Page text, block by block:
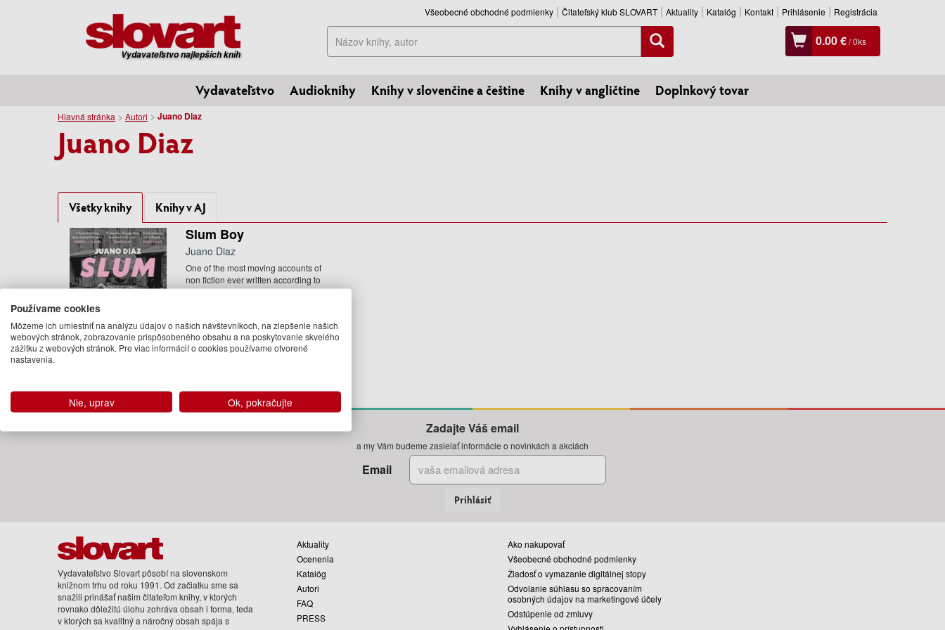
Vydavateľstvo najlepších kníh
Všeobecné obchodné podmienky Čitateľský klub SLOVART Aktuality Katalóg Kontakt Prihlásenie Registrácia
Hľadať 0.00 €/0ks
Vydavateľstvo Audioknihy Knihy v slovenčine a češtine Knihy v angličtine Doplnkový tovar
Hlavná stránka Autori Juano Diaz
Juano Diaz
Všetky knihy Knihy v AJ
Slum Boy
Juano Diaz
One of the most moving accounts of
non fiction ever written according to
the Guardian 'This is ...
Na sklade
Zadajte Váš email
a my Vám budeme zasielať informácie o novinkách a akciách
Email
Prihlásiť
Vydavateľstvo Slovart pôsobí na slovenskom
knižnom trhu od roku 1991. Od začiatku sme sa
snažili prinášať našim čitateľom knihy, v ktorých
rovnako dôležitú úlohu zohráva obsah i forma, teda
v ktorých sa kvalitný a náročný obsah spája s
Aktuality
Ocenenia
Katalóg
Autori
FAQ
PRESS
Ako nakupovať
Všeobecné obchodné podmienky
Žiadosť o vymazanie digitálnej stopy
Odvolanie súhlasu so spracovaním
osobných údajov na marketingové účely
Odstúpenie od zmluvy
Používame cookies
Môžeme ich umiestniť na analýzu údajov o našich návštevníkoch, na zlepšenie našich
webových stránok, zobrazovanie prispôsobeného obsahu a na poskytovanie skvelého
zážitku z webových stránok. Pre viac informácií o cookies používame otvorené
nastavenia.
Nie, uprav Ok, pokračujte